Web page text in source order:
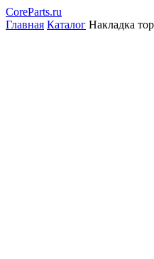
CoreParts.ru
Главная Каталог Накладка